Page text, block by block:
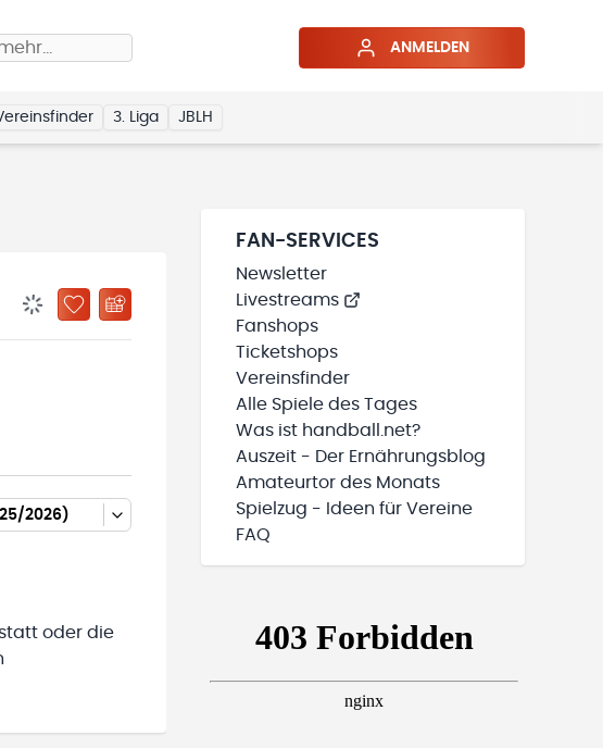
ANMELDEN
3. Liga JBLH
BENACHRICHTIGUNGSSTATUS WIRD GELADEN
ZU „MEINE TEAMS“ HINZUFÜGEN
2026)
oder die
FAN-SERVICES
Newsletter
Livestreams
Fanshops
Ticketshops
Vereinsfinder
Alle Spiele des Tages
Was ist handball.net?
Auszeit - Der Ernährungsblog
Amateurtor des Monats
Spielzug - Ideen für Vereine
FAQ